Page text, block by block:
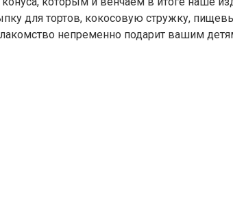
для тортов, кокосовую стружку,
непременно подарит вашим